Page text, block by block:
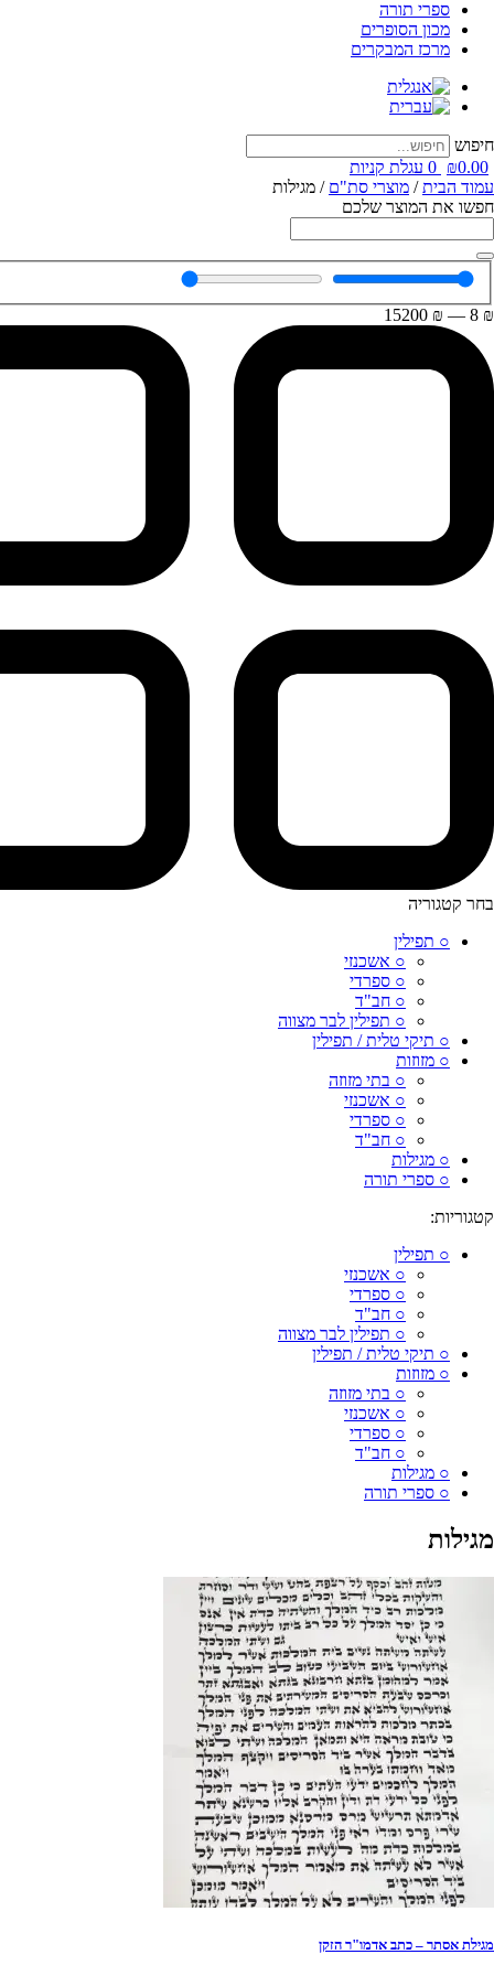
ספרי תורה
מכון הסופרים
מרכז המבקרים
חיפוש
₪0.00
0 עגלת קניות
עמוד הבית/ מוצרי סת"ם / מגילות
חפשו את המוצר שלכם
₪
8
—
₪
15200
בחר קטגוריה
○ תפילין
○ אשכנזי
○ ספרדי
○ חב"ד
○ תפילין לבר מצווה
○ תיקי טלית / תפילין
○ מזוזות
○ בתי מזוזה
○ אשכנזי
○ ספרדי
○ חב"ד
○ מגילות
○ ספרי תורה
קטגוריות:
○ תפילין
○ אשכנזי
○ ספרדי
○ חב"ד
○ תפילין לבר מצווה
○ תיקי טלית / תפילין
○ מזוזות
○ בתי מזוזה
○ אשכנזי
○ ספרדי
○ חב"ד
○ מגילות
○ ספרי תורה
מגילות
מגילת אסתר – כתב אדמו"ר הזקן